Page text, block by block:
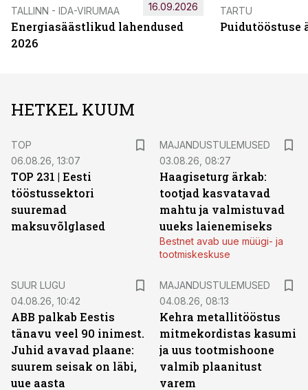
TALLINN - IDA-VIRUMAA
Energiasäästlikud lahendused
2026
16.09.2026 TARTU
Puidutööstuse
HETKEL KUUM
TOP
06.08.26, 13:07
TOP 231 | Eesti
tööstussektori
suuremad
maksuvõlglased
MAJANDUSTULEMUSED
03.08.26, 08:27
Haagiseturg ärkab:
tootjad kasvatavad
mahtu ja valmistuvad
uueks laienemiseks
Bestnet avab uue müügi- ja
tootmiskeskuse
SUUR LUGU
04.08.26, 10:42
ABB palkab Eestis
tänavu veel 90 inimest.
Juhid avavad plaane:
suurem seisak on läbi,
uue aasta
MAJANDUSTULEMUSED
04.08.26, 08:13
Kehra metallitööstus
mitmekordistas kasumi
ja uus tootmishoone
valmib plaanitust
varem